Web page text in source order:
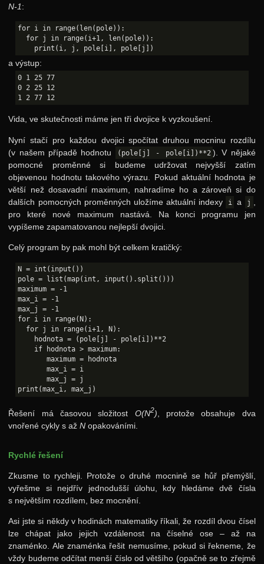
N-1:
for i in range(len(pole)):
  for j in range(i+1, len(pole)):
a výstup:
0 1 25 77
0 2 25 12
Vida, ve skutečnosti máme jen tři dvojice k vyzkoušení.
Nyní stačí pro každou dvojici spočítat druhou mocninu rozdílu
(v našem případě hodnotu
(pole[j] - pole[i])**2 ). V nějaké
pomocné proměnné si budeme udržovat nejvyšší zatím
objevenou hodnotu takového výrazu. Pokud aktuální hodnota je
větší než dosavadní maximum, nahradíme ho a zároveň si do
dalších pomocných proměnných uložíme aktuální indexy
i a j
pro které nové maximum nastává. Na konci programu jen
vypíšeme zapamatovanou nejlepší dvojici.
Celý program by pak mohl být celkem kratičký:
N = int(input())
pole = list(map(int, input().split()))
maximum = -1
max_i = -1
max_j = -1
for i in range(N):
  for j in range(i+1, N):
    hodnota = (pole[j] - pole[i])**2
    if hodnota > maximum:
       maximum = hodnota
       max_i = i
       max_j = j
Řešení má časovou složitost O(N2) , protože obsahuje dva
vnořené cykly s ažN opakováními.
Rychlé řešení
Zkusme to rychleji. Protože o druhé mocnině se hůř přemýšlí,
vyřešme si nejdřív jednodušší úlohu, kdy hledáme dvě čísla
s největším rozdílem, bez mocnění.
Asi jste si někdy v hodinách matematiky říkali, že rozdíl dvou čísel
lze chápat jako jejich vzdálenost na číselné ose – až na
znaménko. Ale znaménka řešit nemusíme, pokud si řekneme, že
vždy budeme odčítat menší číslo od většího (opačně se to zřejmě